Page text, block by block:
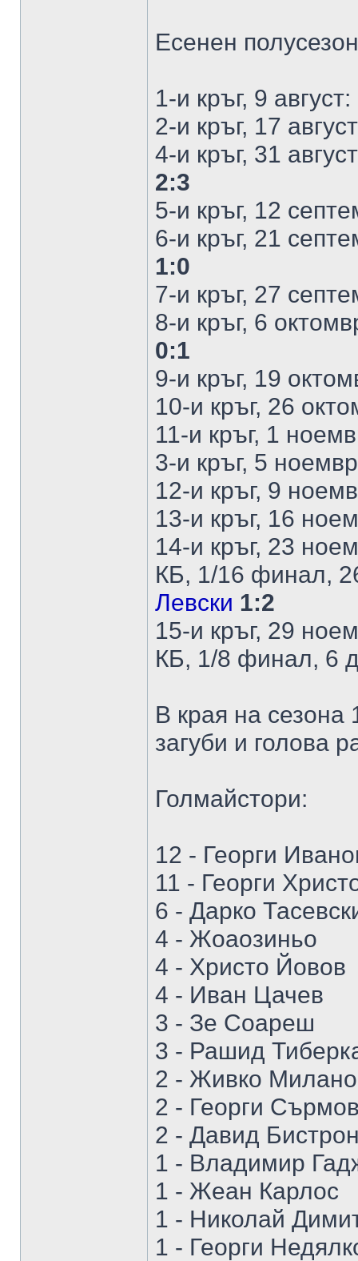
Есенен полусезон
1-и кръг, 9 август:
2-и кръг, 17
4-и кръг, 31
2:3
5-и кръг, 12
6-и кръг, 21
1:0
7-и кръг, 27
8-и кръг, 6
0:1
9-и кръг, 19
10-и кръг, 26
11-и кръг, 1
3-и кръг, 5
12-и кръг, 9
13-и кръг, 16
14-и кръг, 23
КБ, 1/16 финал,
Левски 1:2
15-и кръг, 29
КБ, 1/8 финал, 6
В края на сезона
загуби и голова
Голмайстори:
12 - Георги
11 - Георги
6 - Дарко
4 - Жоаозиньо
4 - Христо Йовов
4 - Иван Цачев
3 - Зе Соареш
3 - Рашид
2 - Живко
2 - Георги
2 - Давид
1 - Владимир
1 - Жеан Карлос
1 - Николай
1 - Георги